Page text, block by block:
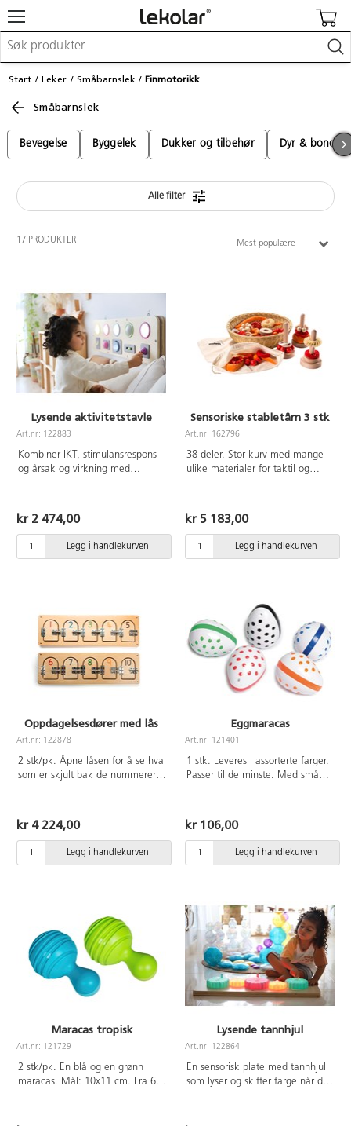
Møbler & innredning
Kunst & håndverk
Pedagogisk materiell
Barnevogner & småbarnsutstyr
Start Leker Småbarnslek Finmotorikk
Småbarnslek
Bevegelse Byggelek Dukker og tilbehør Dyr &
Alle filter
17 PRODUKTER Mest populære
Lysende aktivitetstavle
Art.nr: 122883
Kombiner IKT, stimulansrespons
og årsak og virkning med
har ulike teknikker som kreves
for at lyset skal tennes. Du kan
trykke, rotere, dra eller skyve for
å få sirkelen til å lyse.En
25x80x4 cm. Fra 10 måneder.
kr 2 474,00
Legg i handlekurven
Sensoriske stabletårn 3 stk
Art.nr: 162796
38 deler. Stor kurv med mange
ulike materialer for taktil og
trepinner på stativ der barna kan
velge hvilke ringer som skal
settes på. Det finnes tre av hver
type ring. Det følger med forslag
sensorisk opplevelse.
Oppbevaringspose medfølger.
Mål på pinnene: H15 × B10 cm.
Mål på ringene: 6–8 cm.
Materiale: stoff, tre, børster. Fra
kr 5 183,00
Legg i handlekurven
Oppdagelsesdører med lås
Art.nr: 122878
2 stk/pk. Åpne låsen for å se hva
som er skjult bak de nummererte
nummerert 1-10. Egnet for å
trene hukommelse, språk, tall og
finmotorikk. Bilder av dyr og
kjøretøy er inkludert. Av bjørk.
kr 4 224,00
Legg i handlekurven
Eggmaracas
Art.nr: 121401
1 stk. Leveres i assorterte farger.
Passer til de minste. Med små
mndr.
kr 106,00
Legg i handlekurven
Maracas tropisk
Art.nr: 121729
2 stk/pk. En blå og en grønn
maracas. Mål: 10x11 cm. Fra 6
Lysende tannhjul
Art.nr: 122864
En sensorisk plate med tannhjul
som lyser og skifter farge når den
mellom øye og hånd. Utvikler